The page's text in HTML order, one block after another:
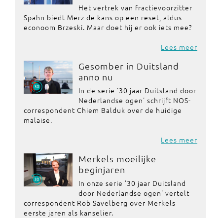
Het vertrek van fractievoorzitter
Spahn biedt Merz de kans op een reset, aldus
econoom Brzeski. Maar doet hij er ook iets mee?
Lees meer
Gesomber in Duitsland
anno nu
In de serie '30 jaar Duitsland door
Nederlandse ogen' schrijft NOS-
correspondent Chiem Balduk over de huidige
malaise.
Lees meer
Merkels moeilijke
beginjaren
In onze serie '30 jaar Duitsland
door Nederlandse ogen' vertelt
correspondent Rob Savelberg over Merkels
eerste jaren als kanselier.